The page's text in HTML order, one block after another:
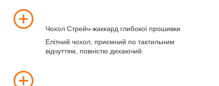
Чохол Стрейч-жаккард глибокої прошивки
Елітний чохол, приємний по тактильним
відчуттям, повністю дихаючий.